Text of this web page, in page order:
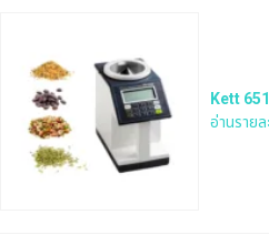
Kett
อ่านรายล